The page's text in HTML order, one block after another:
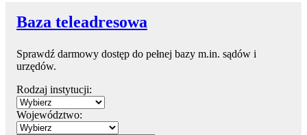
Baza teleadresowa
Sprawdź darmowy dostęp do pełnej bazy m.in. sądów i
urzędów.
Rodzaj instytucji:
Województwo: